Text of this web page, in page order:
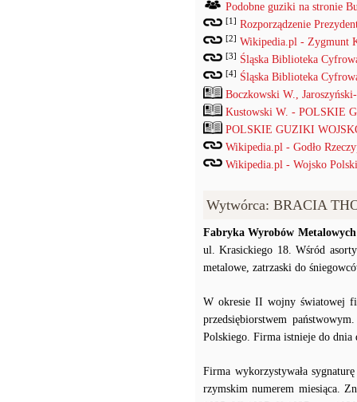
Podobne guziki na stronie
[1] Rozporządzenie
[2] Wikipedia.pl - Zygmunt
[3] Śląska Biblioteka
[4]
Śląska Biblioteka
Boczkowski W.,
Kustowski W. - POLSKIE
POLSKIE GUZIKI
Wikipedia.pl - Godło
Wikipedia.pl - Wojsko
Wytwórca: BRACIA
Fabryka Wyrobów
ul. Krasickiego 18. Wśród
metalowe, zatrzaski do
W okresie II wojny światowej
przedsiębiorstwem
Polskiego. Firma istnieje do dnia
Firma wykorzystywała
rzymskim numerem miesiąca.